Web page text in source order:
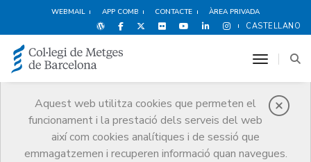
WEBMAIL APP COMB CONTACTE ÀREA PRIVADA
CASTELLANO
Aquest web utilitza cookies que permeten el
funcionament i la prestació dels serveis del web
així com cookies analítiques i de sessió que
emmagatzemen i recuperen informació quan navegues.
toggle
Premis
Premis Guardonat Edició 2024